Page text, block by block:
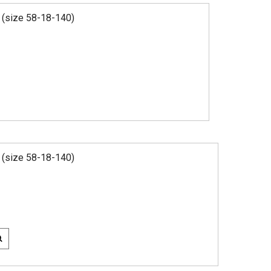
(size 58-18-140)
(size 58-18-140)